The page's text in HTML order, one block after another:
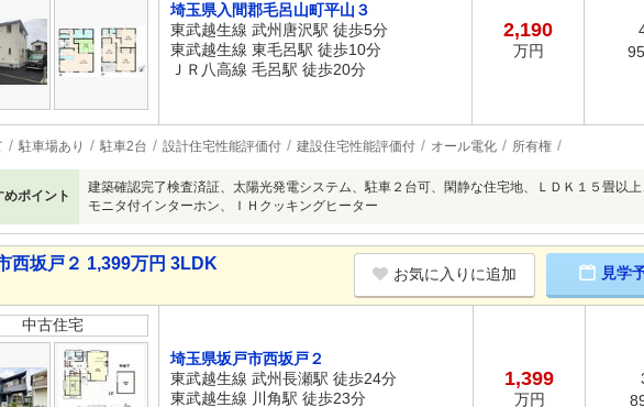
埼玉県入間郡毛呂山町平山３
東武越生線 武州唐沢駅 徒歩5分
東武越生線 東毛呂駅 徒歩10分
ＪＲ八高線 毛呂駅 徒歩20分
2,190
万円
駐車場あり 駐車2台 設計住宅性能評価付 建設住宅性能評価付 オール電化 所有権
めポイント
建築確認完了検査済証、太陽光発電システム、駐車２台可、閑静な住宅地、ＬＤＫ１５畳以
モニタ付インターホン、ＩＨクッキングヒーター
西坂戸２ 1,399万円 3LDK
お気に入りに追加 見学
中古住宅
埼玉県坂戸市西坂戸２
東武越生線 武州長瀬駅 徒歩24分
東武越生線 川角駅 徒歩23分
1,399
万円